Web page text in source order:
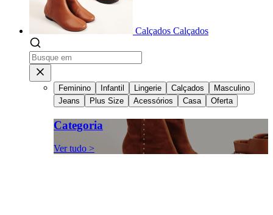
Calçados Calçados
Feminino Infantil Lingerie Calçados
Masculino
Jeans
Plus Size Acessórios Casa Oferta
Categoria
Ver tudo >